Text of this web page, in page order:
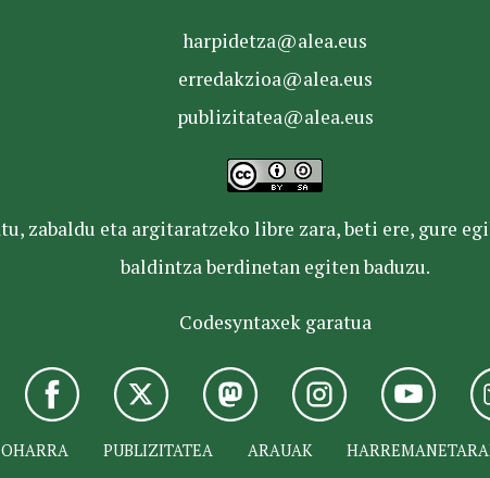
harpidetza@alea.eus
erredakzioa@alea.eus
publizitatea@alea.eus
zabaldu eta argitaratzeko libre zara, beti ere, gure
baldintza berdinetan egiten baduzu.
Codesyntaxek garatua
PUBLIZITATEA ARAUAK